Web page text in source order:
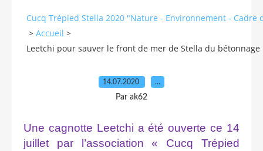
Cucq Trépied Stella 2020 "Nature - Environnement - Cadre
> Accueil >
Leetchi pour sauver le front de mer de Stella du bétonnage
14.07.2020 …
Par ak62
Une cagnotte Leetchi a été ouverte ce 14
juillet par l’association « Cucq Trépied